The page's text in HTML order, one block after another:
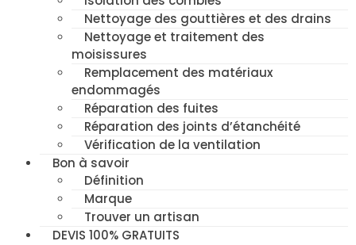
Nettoyage des gouttières et des drains
Nettoyage et traitement des
moisissures
Remplacement des matériaux
endommagés
Réparation des fuites
Réparation des joints d’étanchéité
Vérification de la ventilation
Bon à savoir
Définition
Marque
Trouver un artisan
DEVIS 100% GRATUITS